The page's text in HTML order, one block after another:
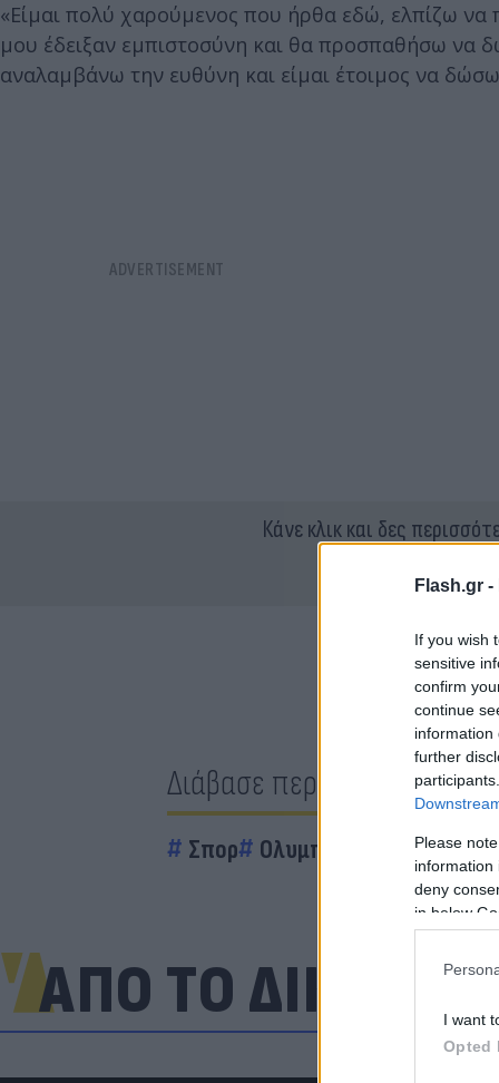
Flash.gr -
If you wish
sensitive
confirm
continue
information
further
Please
information
deny
in below
I want
Opted
«Είμαι πολύ χαρούμενος που ήρθα εδώ, ελπίζω
μου έδειξαν εμπιστοσύνη και θα προσπαθήσω να
αναλαμβάνω την ευθύνη και είμαι έτοιμος να
Κάνε κλικ και δες
Διάβασε περισσότερα
Σπορ Ολυμπιακός
ΑΠΟ ΤΟ ΔΙΚΤΥΟ